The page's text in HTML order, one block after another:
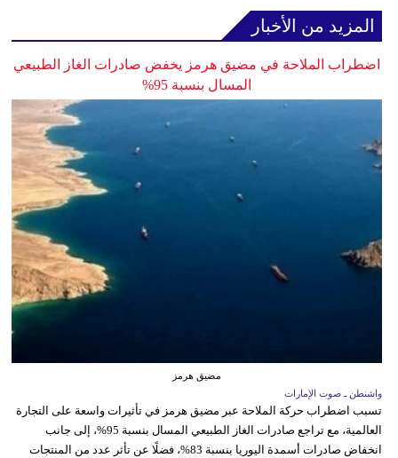
المزيد من الأخبار
اضطراب الملاحة في مضيق هرمز يخفض صادرات الغاز الطبيعي
المسال بنسبة 95%
مضيق هرمز
واشنطن ـ صوت الإمارات
تسبب اضطراب حركة الملاحة عبر مضيق هرمز في تأثيرات واسعة على التجارة
العالمية، مع تراجع صادرات الغاز الطبيعي المسال بنسبة 95%، إلى جانب
انخفاض صادرات أسمدة اليوريا بنسبة 83%، فضلًا عن تأثر عدد من المنتجات